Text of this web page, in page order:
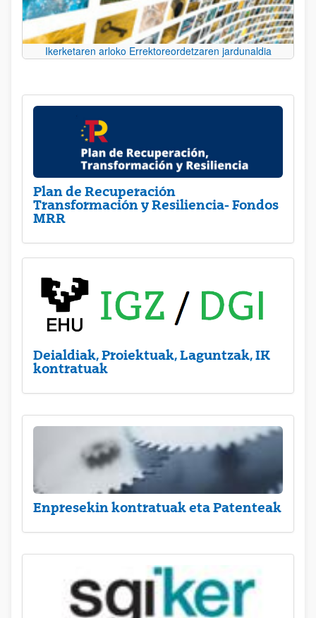
Ikerketaren arloko Errektoreordetzaren jardunaldia
Plan de Recuperación
Transformación y Resiliencia- Fondos
MRR
Deialdiak, Proiektuak, Laguntzak, IK
kontratuak
Enpresekin kontratuak eta Patenteak